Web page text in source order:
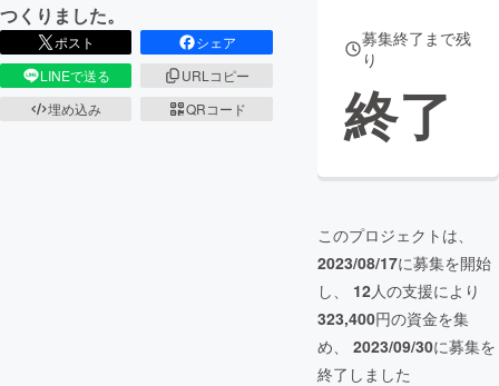
つくりました。
ポスト
シェア
LINEで送る
URLコピー
埋め込み
QRコード
募集終了まで残
り
終了
このプロジェクトは、
2023/08/17に募集を開始
し、 12人の支援により
323,400円の資金を集
め、 2023/09/30に募集を
終了しました